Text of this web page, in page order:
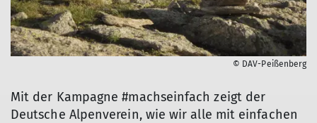
© DAV-Peißenberg
Mit der Kampagne #machseinfach zeigt der
Deutsche Alpenverein, wie wir alle mit einfachen